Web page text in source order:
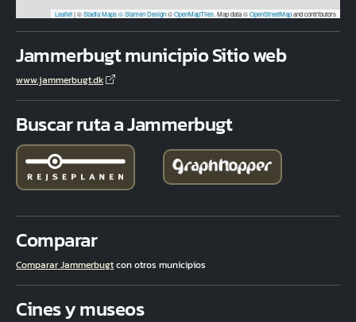
Leaflet|©Stadia Maps© Stamen Design©OpenMapTiles . Map data ©OpenStreetMapand contributors
Jammerbugt municipio Sitio web
www.jammerbugt.dk
Buscar ruta a Jammerbugt
Comparar
Comparar Jammerbugtcon otros municipios
Cines y museos